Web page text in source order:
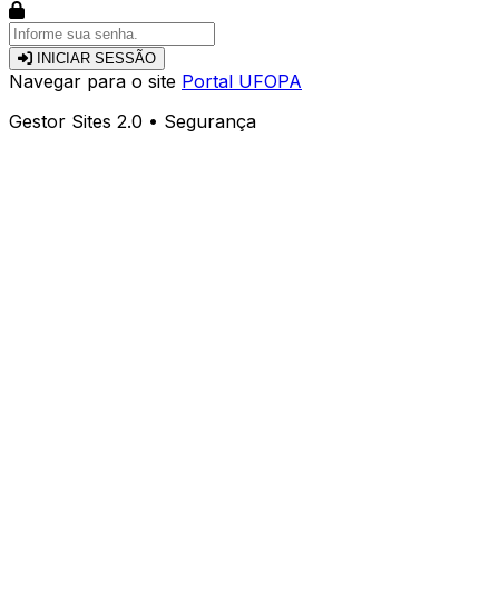
INICIAR SESSÃO
Navegar para o site Portal UFOPA
Gestor Sites 2.0 • Segurança